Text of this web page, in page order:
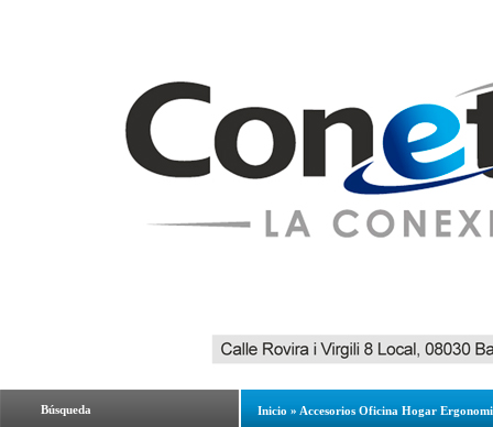
Búsqueda Inicio » Accesorios Oficina Hogar